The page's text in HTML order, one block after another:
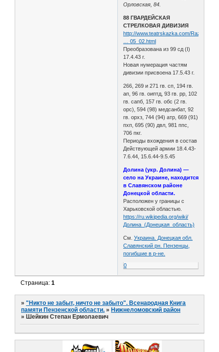
Орловская, 84.
88 ГВАРДЕЙСКАЯ
СТРЕЛКОВАЯ ДИВИЗИЯ
http://www.teatrskazka.com/Raznoe/
… 05_02.html
Преобразована из 99 сд (I)
17.4.43 г.
Новая нумерация частям
дивизии присвоена 17.5.43 г.
266, 269 и 271 гв. сп, 194 гв.
ап, 96 гв. оиптд, 93 гв. рр, 102
гв. сапб, 157 гв. обс (2 гв.
орс), 594 (98) медсанбат, 92
гв. орхз, 744 (94) атр, 669 (91)
пхп, 695 (90) двл, 981 ппс,
706 пкг.
Периоды вхождения в состав
Действующей армии 18.4.43-
7.6.44, 15.6.44-9.5.45
Долина (укр. Долина) —
село на Украине, находится
в Славянском районе
Донецкой области.
Расположен у границы с
Харьковской областью.
https://ru.wikipedia.org/wiki/
Долина_(Донецкая_область)
См.Украина. Донецкая обл.
Славянский рн. Пензенцы,
погибшие в р-не.
0
Страница:1
»"Никто не забыт, ничто не забыто". Всенародная Книга
памяти Пензенской области. » Нижнеломовский район
» Шейкин Степан Ермолаевич